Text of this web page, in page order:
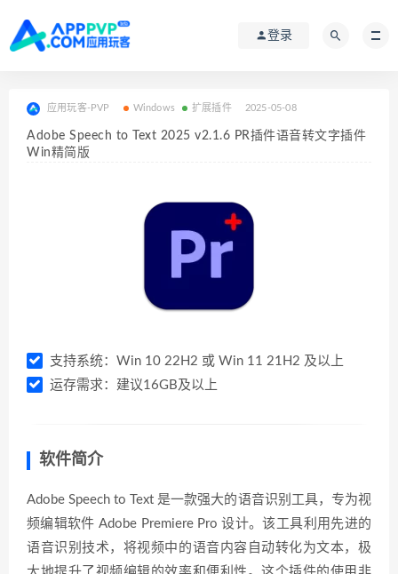
登录
应用玩客-PVP Windows 扩展插件 2025-05-08
Adobe Speech to Text 2025 v2.1.6 PR插件语音转文字插件
Win精简版
支持系统：Win 10 22H2 或 Win 11 21H2 及以上
运存需求：建议16GB及以上
软件简介
Adobe Speech to Text 是一款强大的语音识别工具，专为视
频编辑软件 Adobe Premiere Pro 设计。该工具利用先进的
语音识别技术，将视频中的语音内容自动转化为文本，极